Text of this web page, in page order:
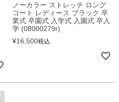
ノーカラー ストレッチ ロング
コート レディース ブラック 卒
業式 卒園式 入学式 入園式 卒入
学 (08000279r)
¥16,500税込